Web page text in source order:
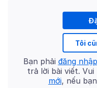
Tôi
Bạn phải đăng
trả lời bài viết. Vui
mới, nếu